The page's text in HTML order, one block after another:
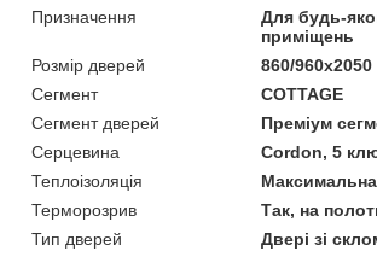
Призначення
Для будь-
приміщень
Розмір дверей
860/
Сегмент
COTTAGE
Сегмент дверей
Преміум
Серцевина
Cordon, 5
Теплоізоляція
Максимальна
Терморозрив
Так, на
Тип дверей
Двері зі